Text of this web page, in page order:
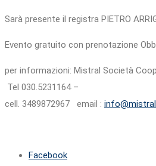
Sarà presente il registra PIETRO
Evento gratuito con prenotazione
per informazioni: Mistral Società
Tel 030.5231164 –
cell. 3489872967 email :
Facebook